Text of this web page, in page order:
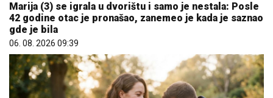
Marija (3) se igrala u dvorištu i samo je nestala: Posle
42 godine otac je pronašao, zanemeo je kada je saznao
gde je bila
06. 08. 2026 09:39